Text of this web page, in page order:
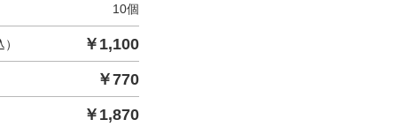
10個
￥ 1,100
￥770
￥ 1,870